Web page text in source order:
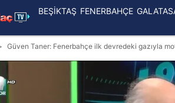
BEŞİKTAŞ FENERBAHÇE
Güven Taner: Fenerbahçe ilk devredeki gazıyla